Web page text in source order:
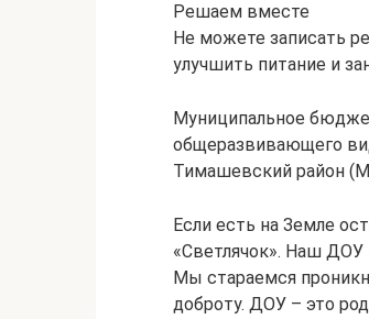
Решаем вместе
Не можете записать
улучшить питание и
Муниципальное
общеразвивающего
Тимашевский район
Если есть на Земле
«Светлячок». Наш ДОУ
Мы стараемся
доброту. ДОУ – это